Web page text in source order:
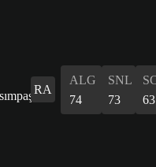
RA
ALG
74
SNL
73
63